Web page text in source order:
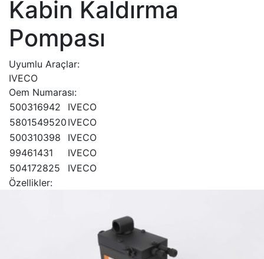
Kabin Kaldırma
Pompası
Uyumlu Araçlar:
IVECO
Oem Numarası:
500316942
IVECO
5801549520 IVECO
500310398
IVECO
99461431
IVECO
504172825
IVECO
Özellikler: